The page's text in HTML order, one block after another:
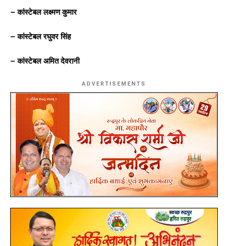
– कांस्टेबल लक्ष्मण कुमार
– कांस्टेबल रघुवर सिंह
– कांस्टेबल अमित देवरानी
ADVERTISEMENTS